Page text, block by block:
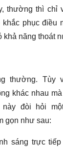
thường thì chỉ
phục điều
khả năng thoát
thường. Tùy
khác nhau
đòi hỏi
gọn như sau:
sáng trực